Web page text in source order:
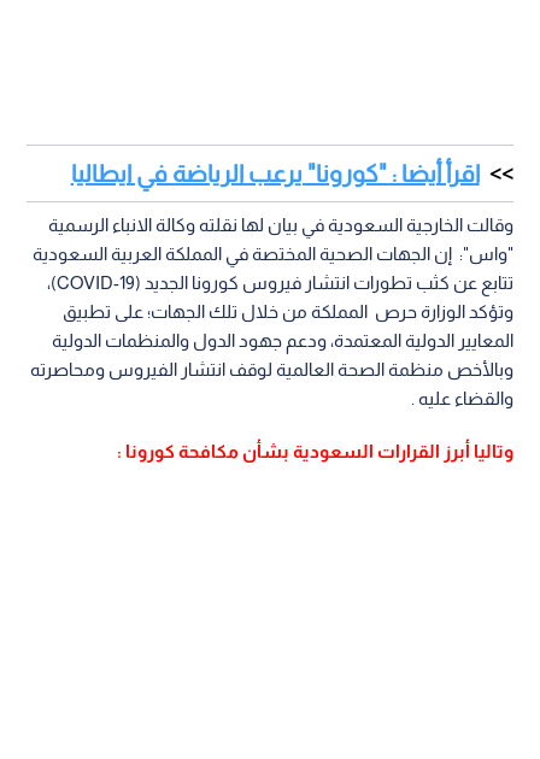
اقرأ أيضا : "كورونا" يرعب الرياضة في ايطاليا
وقالت الخارجية السعودية في بيان لها نقلته وكالة الانباء الرسمية
"واس": إن الجهات الصحية المختصة في المملكة العربية السعودية
تتابع عن كثب تطورات انتشار فيروس كورونا الجديد (19-COVID)،
وتؤكد الوزارة حرص المملكة من خلال تلك الجهات؛ على تطبيق
المعايير الدولية المعتمدة، ودعم جهود الدول والمنظمات الدولية
وبالأخص منظمة الصحة العالمية لوقف انتشار الفيروس ومحاصرته
والقضاء عليه .
وتاليا أبرز القرارات السعودية بشأن مكافحة كورونا :